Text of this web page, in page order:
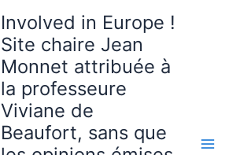
Involved in Europe !
Site chaire Jean
Monnet attribuée à
la professeure
Viviane de
Beaufort, sans que